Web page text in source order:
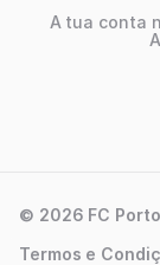
A tua conta
© 2026 FC Porto
Termos e